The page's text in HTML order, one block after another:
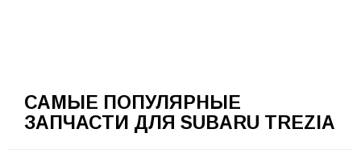
САМЫЕ ПОПУЛЯРНЫЕ
ЗАПЧАСТИ ДЛЯ SUBARU TREZIA